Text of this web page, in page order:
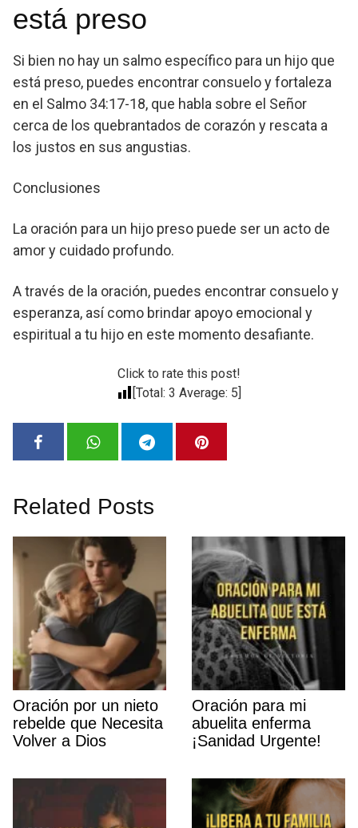
está preso
Si bien no hay un salmo específico para un hijo que
está preso, puedes encontrar consuelo y fortaleza
en el Salmo 34:17-18, que habla sobre el Señor
cerca de los quebrantados de corazón y rescata a
los justos en sus angustias.
Conclusiones
La oración para un hijo preso puede ser un acto de
amor y cuidado profundo.
A través de la oración, puedes encontrar consuelo y
esperanza, así como brindar apoyo emocional y
espiritual a tu hijo en este momento desafiante.
Click to rate this post!
[Total: 3 Average: 5]
Related Posts
Oración por un nieto
rebelde que Necesita
Volver a Dios
Oración para mi
abuelita enferma
¡Sanidad Urgente!